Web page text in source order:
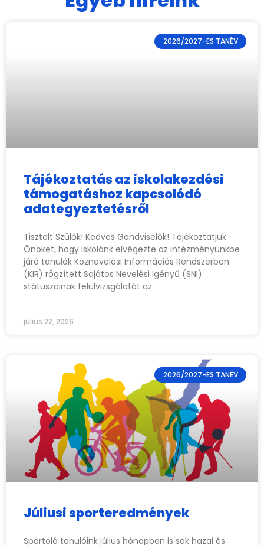
2026/2027-ES TANÉV
Tájékoztatás az iskolakezdési
támogatáshoz kapcsolódó
adategyeztetésről
Tisztelt Szülők! Kedves Gondviselők! Tájékoztatjuk
Önöket, hogy iskolánk elvégezte az intézményünkbe
járó tanulók Köznevelési Információs Rendszerben
(KIR) rögzített Sajátos Nevelési Igényű (SNI)
státuszainak felülvizsgálatát az
július 22, 2026
2026/2027-ES TANÉV
Júliusi sporteredmények
Sportoló tanulóink július hónapban is sok hazai és